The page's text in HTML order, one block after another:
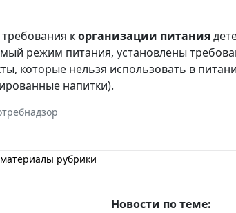
корганизации питания
режим питания, установлены
которые нельзя использовать в
напитки).
рубрики
Новости по теме: